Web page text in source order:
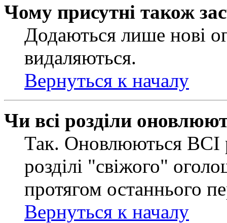
Чому присутні також
Додаються лише нові
видаляються.
Вернуться к началу
Чи всі розділи
Так. Оновлюються ВСІ
розділі "свіжого"
протягом останнього
Вернуться к началу